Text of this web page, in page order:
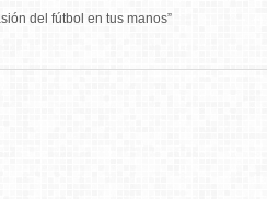
del fútbol en tus manos”